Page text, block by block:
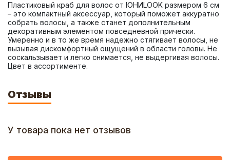
Пластиковый краб для волос от ЮНИLOOK размером 6 см
– это компактный аксессуар, который поможет аккуратно
собрать волосы, а также станет дополнительным
декоративным элементом повседневной прически.
Умеренно и в то же время надежно стягивает волосы, не
вызывая дискомфортный ощущений в области головы. Не
соскальзывает и легко снимается, не выдергивая волосы.
Цвет в ассортименте.
Отзывы
У товара пока нет отзывов